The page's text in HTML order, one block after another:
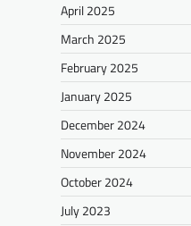
April 2025
March 2025
February 2025
January 2025
December 2024
November 2024
October 2024
July 2023